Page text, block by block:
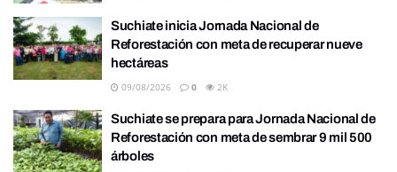
Suchiate inicia Jornada Nacional de
Reforestación con meta de recuperar nueve
hectáreas
09/08/2026 0 2K
Suchiate se prepara para Jornada Nacional de
Reforestación con meta de sembrar 9 mil 500
árboles